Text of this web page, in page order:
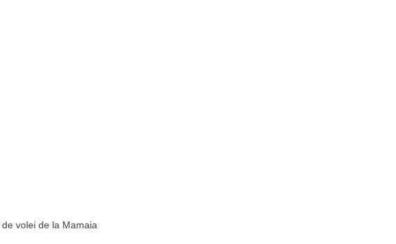
volei de la Mamaia